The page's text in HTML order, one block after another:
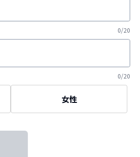
0/20
0/20
女性